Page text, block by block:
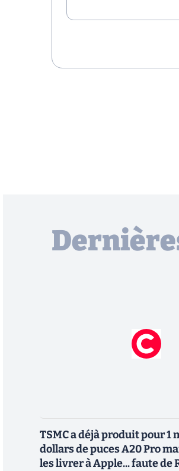
TSMC a déjà produit pour 1
dollars de puces A20 Pro
les livrer à Apple... faute de